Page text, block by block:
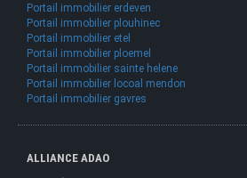
Portail immobilier erdeven
Portail immobilier plouhinec
Portail immobilier etel
Portail immobilier ploemel
Portail immobilier sainte helene
Portail immobilier locoal mendon
Portail immobilier gavres
ALLIANCE ADAO